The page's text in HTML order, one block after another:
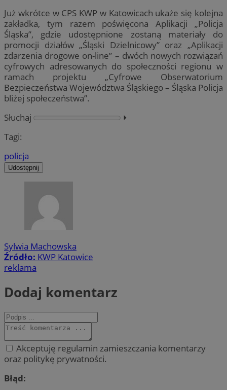
Już wkrótce w CPS KWP w Katowicach ukaże się kolejna
zakładka, tym razem poświęcona Aplikacji „Policja
Śląska”, gdzie udostępnione zostaną materiały do
promocji działów „Śląski Dzielnicowy” oraz „Aplikacji
zdarzenia drogowe on-line” – dwóch nowych rozwiązań
cyfrowych adresowanych do społeczności regionu w
ramach projektu „Cyfrowe Obserwatorium
Bezpieczeństwa Województwa Śląskiego – Śląska Policja
bliżej społeczeństwa”.
Słuchaj
⏵︎
Tagi:
policja
Udostępnij
Sylwia Machowska
Źródło: KWP Katowice
reklama
Dodaj komentarz
Akceptuję regulamin zamieszczania komentarzy
oraz politykę prywatności.
Błąd: